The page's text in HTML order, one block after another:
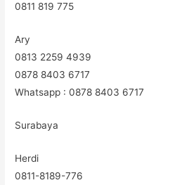
0811 819 775
Ary
0813 2259 4939
0878 8403 6717
Whatsapp : 0878 8403 6717
Surabaya
Herdi
0811-8189-776